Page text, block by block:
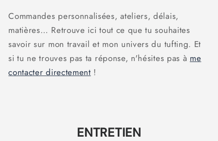
Commandes personnalisées, ateliers, délais,
matières… Retrouve ici tout ce que tu souhaites
savoir sur mon travail et mon univers du tufting. Et
si tu ne trouves pas ta réponse, n'hésites pas à me
contacter directement !
ENTRETIEN